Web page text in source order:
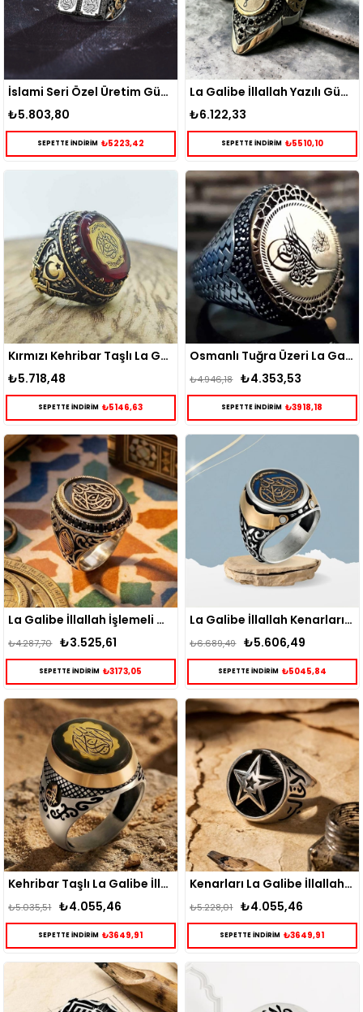
İslami Seri Özel Üretim Gümüş Yüzük
₺5.803,80
SEPETTE İNDİRİM ₺5223,42
La Galibe İllallah Yazılı Gümüş Zihgir Okçu Yüzüğü
₺6.122,33
SEPETTE İNDİRİM ₺5510,10
Kırmızı Kehribar Taşlı La Galibe İllallah Gümüş Yüzük
₺5.718,48
SEPETTE İNDİRİM ₺5146,63
Osmanlı Tuğra Üzeri La Galibe İllallah Yazılı Gümüş Yüzük
₺4.353,53
₺4.946,18
SEPETTE İNDİRİM ₺3918,18
La Galibe İllallah İşlemeli Gümüş Erkek Yüzük
₺3.525,61
₺4.287,70
SEPETTE İNDİRİM ₺3173,05
La Galibe İllallah Kenarları İsim Yazılı Gümüş Yüzük
₺5.606,49
₺6.689,49
SEPETTE İNDİRİM ₺5045,84
Kehribar Taşlı La Galibe İllallah Yazılı Gümüş Erkek Yüzük
₺4.055,46
₺5.035,51
SEPETTE İNDİRİM ₺3649,91
Kenarları La Galibe İllallah İşlemeli Gümüş Erkek Yüzük
₺4.055,46
₺5.228,01
SEPETTE İNDİRİM ₺3649,91